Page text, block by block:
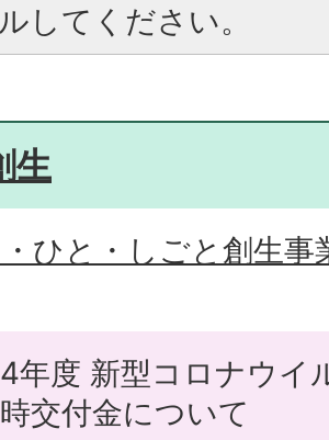
してください。
生
ひと・しごと創生
年度 新型コロナウイ
交付金について